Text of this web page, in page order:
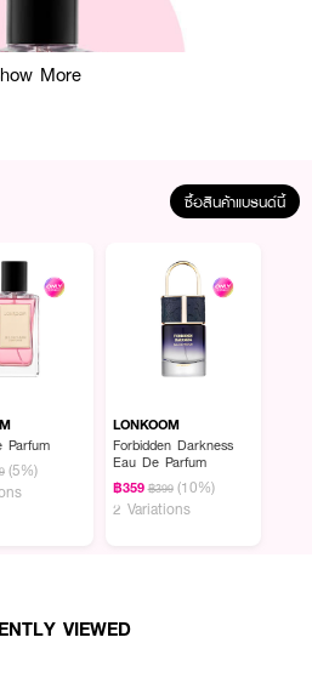
ำหอม EDP ติดทนนาน 8 - 12 ชั่วโมง แนว
More
ซื้อสินค้าแบรนด์นี้
Parfum
(5%)
LONKOOM
Forbidden Darkness
Eau De Parfum
฿359 ฿399 (10%)
2 Variations
VIEWED